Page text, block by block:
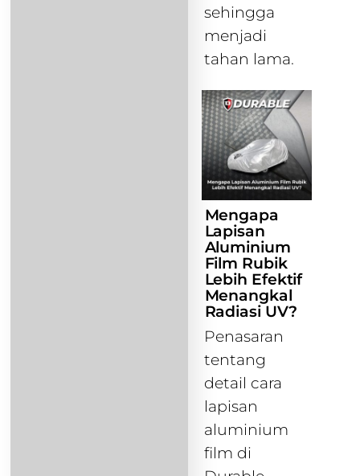
sehingga
menjadi
tahan lama.
Mengapa
Lapisan
Aluminium
Film Rubik
Lebih Efektif
Menangkal
Radiasi UV?
Penasaran
tentang
detail cara
lapisan
aluminium
film di